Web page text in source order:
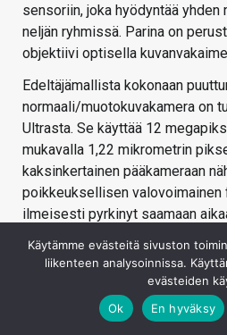
sensoriin, joka hyödyntää
neljän ryhmissä. Parina on
objektiivi optisella
Edeltäjämallista kokonaan
normaali/muotokuvakamera on
Ultrasta. Se käyttää 12
mukavalla 1,22 mikrometrin
kaksinkertainen pääkameraan
poikkeuksellisen valovoimainen
ilmeisesti pyrkinyt saamaan
vakainta ei tässä kamerassa ole.
Kolmas kamera on Samsungin
megapikselin
Käytämme evästeitä sivuston
liikenteen analysoinnissa.
evästeiden
Ok
En hyväksy